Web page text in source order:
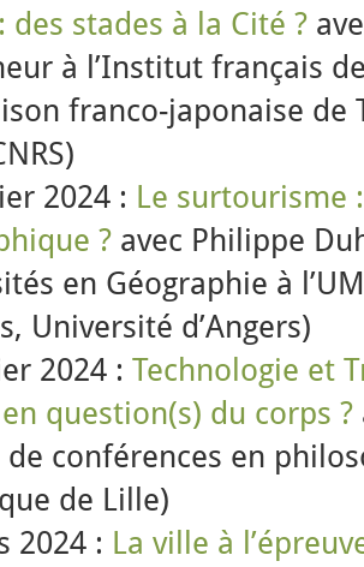
des stades à la Cité ?
à l’Institut français
franco-japonaise de
2024 : Le surtourisme
? avec Philippe
en Géographie à
Université d’Angers)
2024 : Technologie et
question(s) du corps ?
conférences en
de Lille)
2024 : La ville à